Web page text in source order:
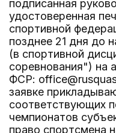
подписанная
удостоверенная
спортивной
позднее 21 дня до
(в спортивной
соревнования") на
ФСР:
заявке
соответствующих
чемпионатов
право спортсмена